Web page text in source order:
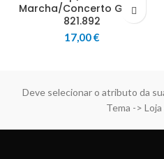
Marcha/Concerto Gewa
821.892
17,00€
Deve selecionar o atributo da
Tema ->